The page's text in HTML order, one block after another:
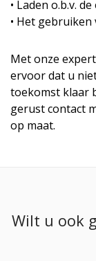
• Laden o.b.v.
• Het
Met onze
ervoor dat u
toekomst klaar
gerust contact
op maat.
Wilt u ook